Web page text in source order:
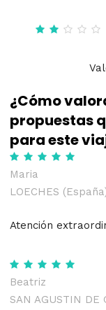
¿Cómo
propuestas
para este
Maria
LOECHES
Atención
Beatriz
SAN AGUSTIN DE